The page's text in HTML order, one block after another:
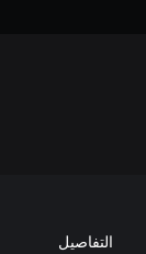
التفاصيل